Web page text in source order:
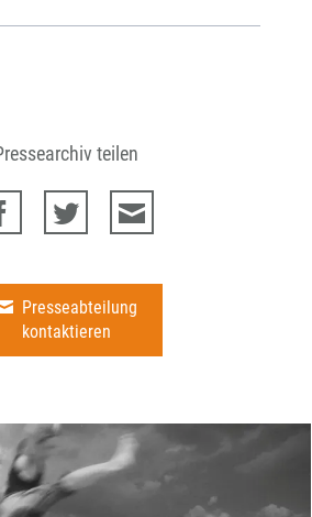
teilen
Presseabteilung
kontaktieren